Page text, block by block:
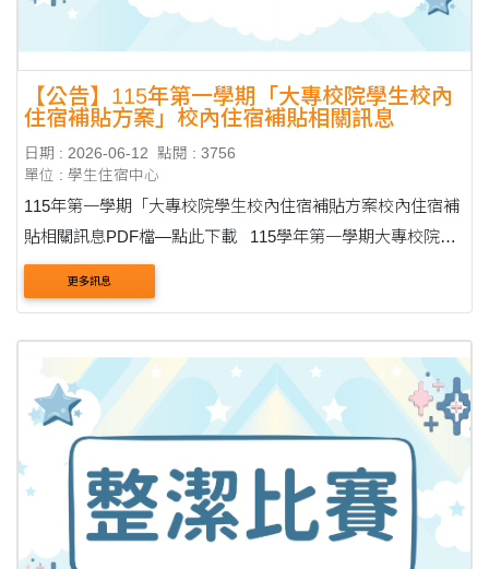
【公告】115年第一學期「大專校院學生校內
住宿補貼方案」校內住宿補貼相關訊息
日期 : 2026-06-12
點閱 : 3756
單位 : 學生住宿中心
115年第一學期「大專校院學生校內住宿補貼方案校內住宿補
貼相關訊息PDF檔—點此下載 115學年第一學期大專校院學
生校內住宿補貼-表單連結
更多訊息